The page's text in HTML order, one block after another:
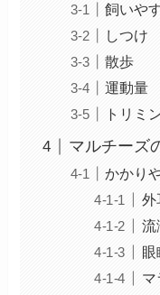
飼いや
しつけ
散歩
運動量
トリミ
マルチーズ
かかり
外
流
眼
マ